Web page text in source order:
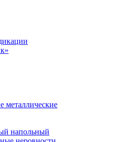
металлические
напольный